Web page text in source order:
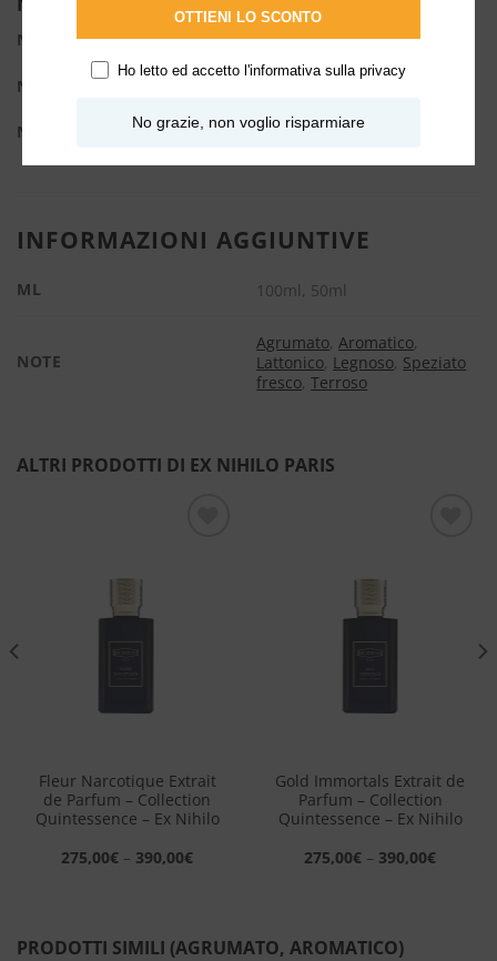
Note di testa:Bergamotto, Rosa Bulgara
Note di cuore:
Note di fondo: Vetiver, Amyris, Vaniglia del Madagascar
INFORMAZIONI AGGIUNTIVE
ML 100ml, 50ml
NOTE
Agrumato, Aromatico,
Lattonico, Legnoso, Speziato
fresco,Terroso
ALTRI PRODOTTI DI EX NIHILO PARIS
Fleur Narcotique Extrait
de Parfum – Collection
Quintessence – Ex Nihilo
275,00€ – 390,00€
Gold Immortals Extrait de
Parfum – Collection
Quintessence – Ex Nihilo
275,00€ – 390,00€
PRODOTTI SIMILI (AGRUMATO, AROMATICO)
OTTIENI LO SCONTO
Ho letto ed accetto l'informativa sulla privacy
No grazie, non voglio risparmiare